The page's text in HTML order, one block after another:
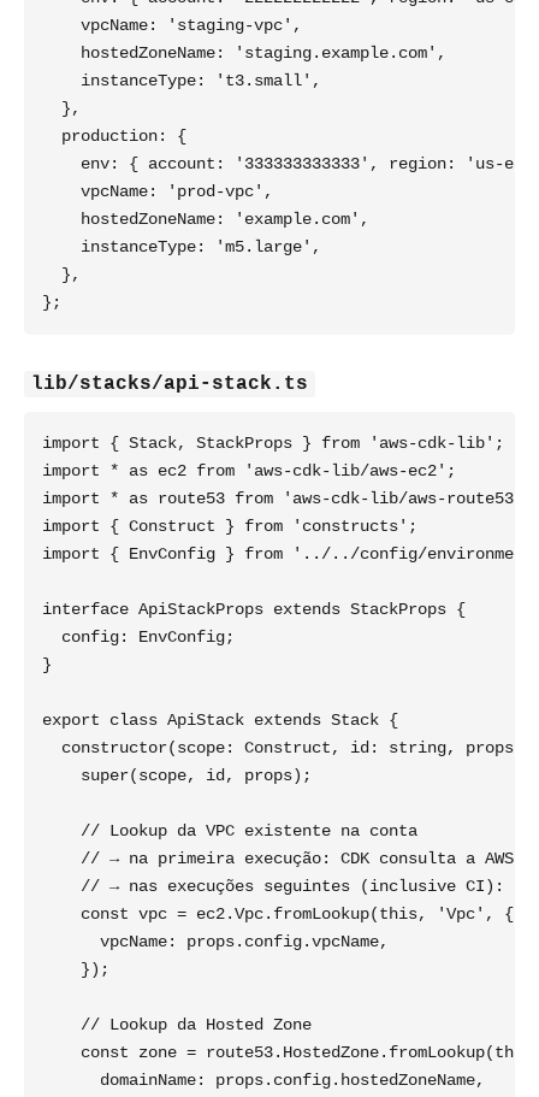
    vpcName: 'staging-vpc',
    hostedZoneName: 'staging.example.com',
    instanceType: 't3.small',
  },
  production: {
env: { account: '333333333333', region: 'us-
    vpcName: 'prod-vpc',
    hostedZoneName: 'example.com',
    instanceType: 'm5.large',
  },
lib/stacks/api-stack.ts
import { Stack, StackProps } from 'aws-cdk-lib';
import * as ec2 from 'aws-cdk-lib/aws-ec2';
import * as route53 from 'aws-cdk-lib/aws-route53';
import { Construct } from 'constructs';
import { EnvConfig } from '../../config/
interface ApiStackProps extends StackProps {
  config: EnvConfig;
}
export class ApiStack extends Stack {
constructor(scope: Construct, id: string, props:
    super(scope, id, props);
    // Lookup da VPC existente na conta
// → na primeira execução: CDK consulta a AWS
// → nas execuções seguintes (inclusive CI): lê
    const vpc = ec2.Vpc.fromLookup(this, 'Vpc', {
      vpcName: props.config.vpcName,
    });
    // Lookup da Hosted Zone
const zone =
      domainName: props.config.hostedZoneName,